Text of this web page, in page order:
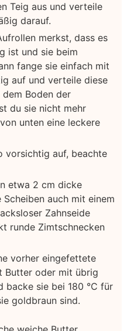
Teig aus und verteile
darauf.
merkst, dass es
ist und sie beim
fange sie einfach mit
auf und verteile diese
Boden der
du sie nicht mehr
unten eine leckere
vorsichtig auf, beachte
etwa 2 cm dicke
auch mit einem
Zahnseide
runde Zimtschnecken
vorher eingefettete
Butter oder mit übrig
backe sie bei 180 °C für
goldbraun sind.